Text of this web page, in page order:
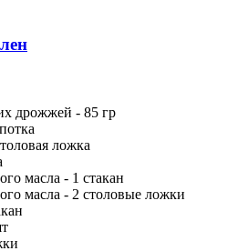
дрожжей - 85 гр
ложка
масла - 1 стакан
масла - 2 столовые ложки